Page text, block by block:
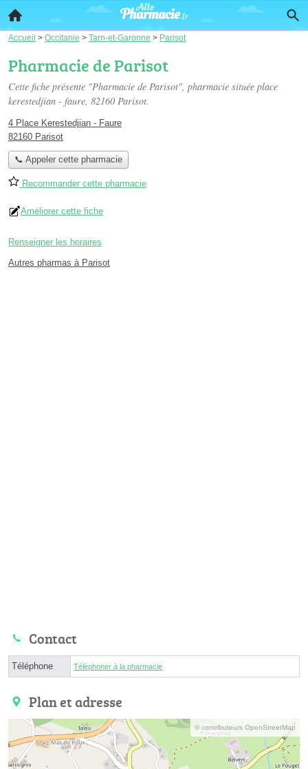
Accueil > Occitanie > Tarn-et-Garonne > Parisot
Pharmacie de Parisot
Cette fiche présente "Pharmacie de Parisot", pharmacie située place
kerestedjian - faure, 82160 Parisot.
4 Place Kerestedjian - Faure
82160 Parisot
📞 Appeler cette pharmacie
Recommander cette pharmacie
Améliorer cette fiche
Renseigner les horaires
Autres pharmas à Parisot
Contact
Téléphone Téléphoner à la pharmacie
Plan et adresse
© contributeurs OpenStreetMap